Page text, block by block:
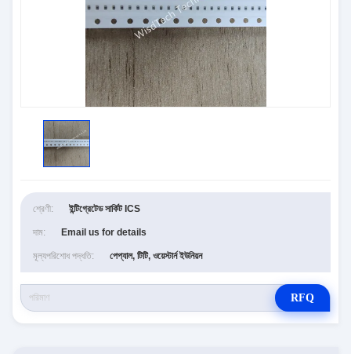
শ্রেণী: ইন্টিগ্রেটেড সার্কিট ICS
দাম: Email us for details
মূল্যপরিশোধ পদ্ধতি: পেপ্যাল, টিটি, ওয়েস্টার্ন ইউনিয়ন
RFQ